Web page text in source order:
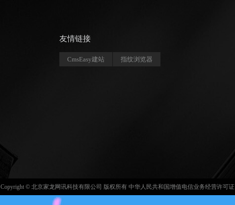
友情链接
CmsEasy建站 指纹浏览器
Copyright © 北京家龙网讯科技有限公司 版权所有 中华人民共和国增值电信业务经营许可证